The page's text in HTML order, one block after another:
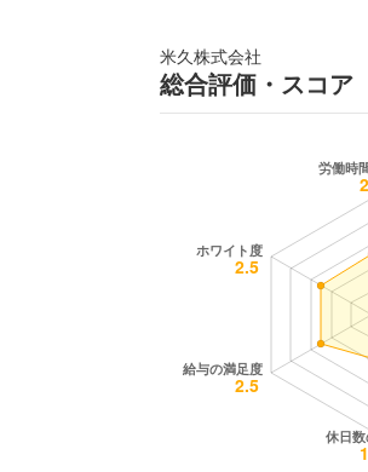
米久株式会社
総合評価・スコア